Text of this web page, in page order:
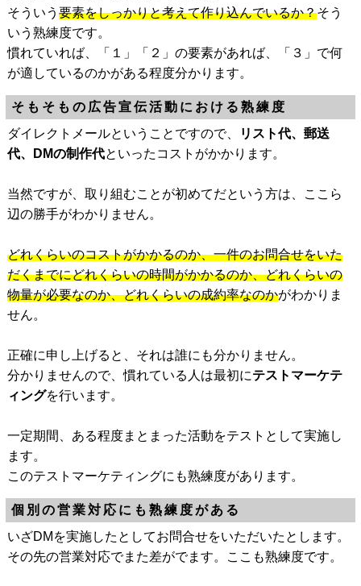
そういう 要素をしっかりと考えて作り込んでいるか？そう
いう熟練度です。
慣れていれば、「１」「２」の要素があれば、「３」で何
が適しているのかがある程度分かります。
そもそもの広告宣伝活動における熟練度
ダイレクトメールということですので、
リスト代、郵送
代、DMの制作代といったコストがかかります。
当然ですが、取り組むことが初めてだという方は、ここら
辺の勝手がわかりません。
どれくらいのコストがかかるのか、一件のお問合せをいた
だくまでにどれくらいの時間がかかるのか、どれくらいの
物量が必要なのか、どれくらいの成約率なのかがわかりま
せん。
正確に申し上げると、それは誰にも分かりません。
分かりませんので、慣れている人は最初にテストマーケテ
ィングを行います。
一定期間、ある程度まとまった活動をテストとして実施し
ます。
このテストマーケティングにも熟練度があります。
個別の営業対応にも熟練度がある
いざDMを実施したとしてお問合せをいただいたとします。
その先の営業対応でまた差がでます。ここも熟練度です。